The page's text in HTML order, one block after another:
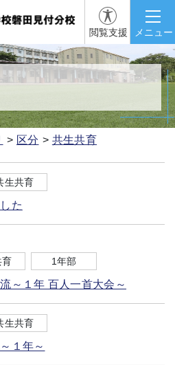
閲覧支援 メニュー
区分 共生共育
生共育
た
育 1年部
～１年 百人一首大会～
生共育
１年～